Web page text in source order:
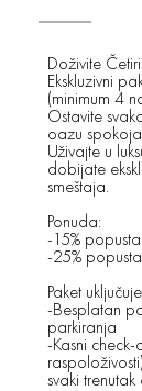
Doživite
Ekskluzivni
(minimum 4
Ostavite
oazu spokoja
Uživajte u
dobijate
smeštaja.
Ponuda:
-15%
-25%
Paket
-Besplatan
parkiranja
-Kasni
svaki